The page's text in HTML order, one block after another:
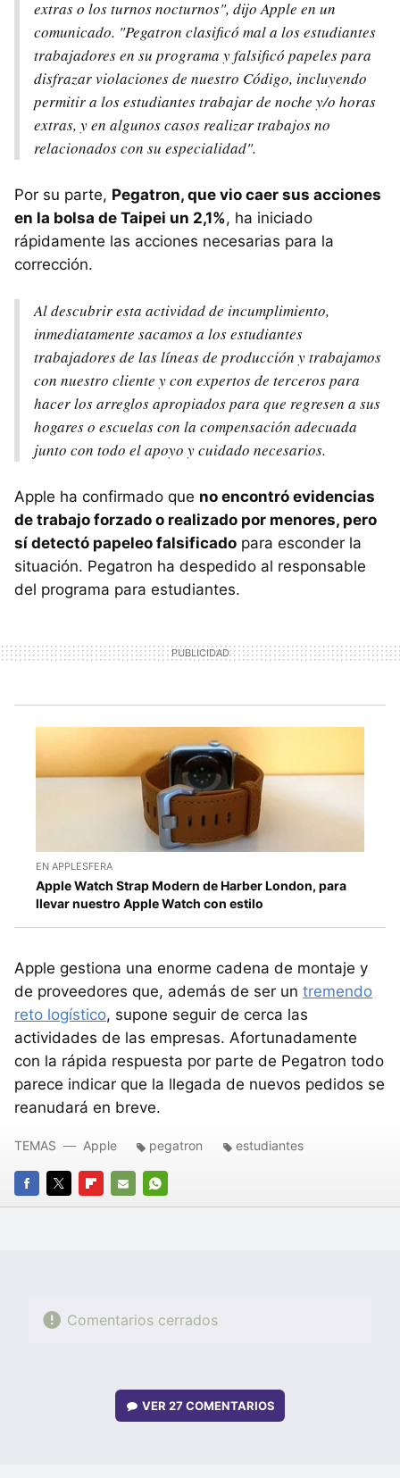
extras o los turnos nocturnos", dijo Apple en un
comunicado. "Pegatron clasificó mal a los estudiantes
trabajadores en su programa y falsificó papeles para
disfrazar violaciones de nuestro Código, incluyendo
permitir a los estudiantes trabajar de noche y/o horas
extras, y en algunos casos realizar trabajos no
relacionados con su especialidad".
Por su parte, Pegatron, que vio caer sus acciones
en la bolsa de Taipei un 2,1%, ha iniciado
rápidamente las acciones necesarias para la
corrección.
Al descubrir esta actividad de incumplimiento,
inmediatamente sacamos a los estudiantes
trabajadores de las líneas de producción y trabajamos
con nuestro cliente y con expertos de terceros para
hacer los arreglos apropiados para que regresen a sus
hogares o escuelas con la compensación adecuada
junto con todo el apoyo y cuidado necesarios.
Apple ha confirmado que no encontró evidencias
de trabajo forzado o realizado por menores, pero
sí detectó papeleo falsificado para esconder la
situación. Pegatron ha despedido al responsable
del programa para estudiantes.
EN APPLESFERA
Apple Watch Strap Modern de Harber London, para
llevar nuestro Apple Watch con estilo
Apple gestiona una enorme cadena de montaje y
de proveedores que, además de ser un tremendo
reto logístico, supone seguir de cerca las
actividades de las empresas. Afortunadamente
con la rápida respuesta por parte de Pegatron todo
parece indicar que la llegada de nuevos pedidos se
reanudará en breve.
FACEBOOK
TWITTERFLIPBOARD
E-
WHATSAPP
TEMAS Apple pegatron estudiantes
Comentarios cerrados
VER27 COMENTARIOS